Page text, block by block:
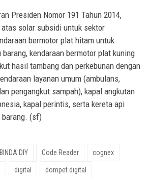
Presiden Nomor 191 Tahun 2014,
atas solar subsidi untuk sektor
bermotor plat hitam untuk
kendaraan bermotor plat kuning
hasil tambang dan perkebunan dengan
layanan umum (ambulans,
pengangkut sampah), kapal angkutan
kapal perintis, serta kereta api
barang. (sf)
BINDA DIY Code Reader cognex
digital dompet digital